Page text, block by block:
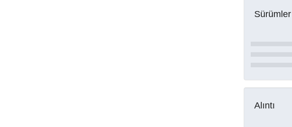
Sürümler
Alıntı